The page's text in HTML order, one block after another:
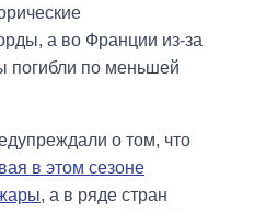
а во Франции из-за
погибли по меньшей
о том, что
в этом сезоне
, а в ряде стран